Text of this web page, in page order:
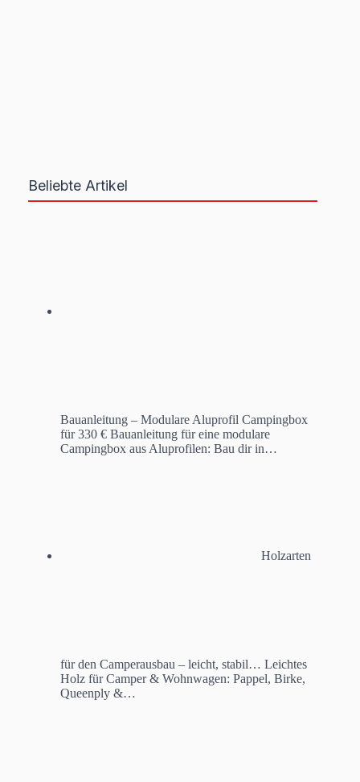
Beliebte Artikel
Bauanleitung – Modulare Aluprofil Campingbox
für 330 € Bauanleitung für eine modulare
Campingbox aus Aluprofilen: Bau dir in…
Holzarten
für den Camperausbau – leicht, stabil… Leichtes
Holz für Camper & Wohnwagen: Pappel, Birke,
Queenply &…